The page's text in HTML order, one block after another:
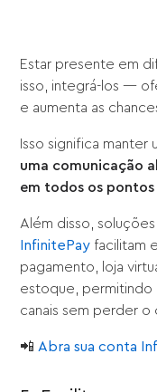
Estar presente em
isso, integrá-los —
e aumenta as
Isso significa manter
uma comunicação
em todos os
Além disso,
InfinitePay facilitam
pagamento, loja
estoque,
canais sem perder
📲 Abra sua conta